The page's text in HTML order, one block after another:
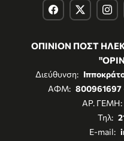
ΟΠΙΝΙΟΝ ΠΟΣΤ
Διεύθυνση:
ΑΦΜ: 800961697
ΑΡ. ΓΕΜΗ:
Τηλ:
E-mail: